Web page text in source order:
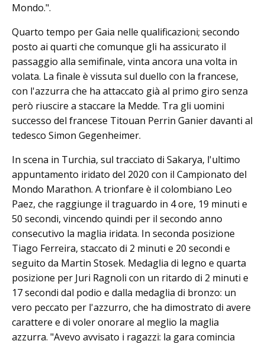
Mondo.".
Quarto tempo per Gaia nelle qualificazioni; secondo
posto ai quarti che comunque gli ha assicurato il
passaggio alla semifinale, vinta ancora una volta in
volata. La finale è vissuta sul duello con la francese,
con l'azzurra che ha attaccato già al primo giro senza
però riuscire a staccare la Medde. Tra gli uomini
successo del francese Titouan Perrin Ganier davanti al
tedesco Simon Gegenheimer.
In scena in Turchia, sul tracciato di Sakarya, l'ultimo
appuntamento iridato del 2020 con il Campionato del
Mondo Marathon. A trionfare è il colombiano Leo
Paez, che raggiunge il traguardo in 4 ore, 19 minuti e
50 secondi, vincendo quindi per il secondo anno
consecutivo la maglia iridata. In seconda posizione
Tiago Ferreira, staccato di 2 minuti e 20 secondi e
seguito da Martin Stosek. Medaglia di legno e quarta
posizione per Juri Ragnoli con un ritardo di 2 minuti e
17 secondi dal podio e dalla medaglia di bronzo: un
vero peccato per l'azzurro, che ha dimostrato di avere
carattere e di voler onorare al meglio la maglia
azzurra. "Avevo avvisato i ragazzi: la gara comincia